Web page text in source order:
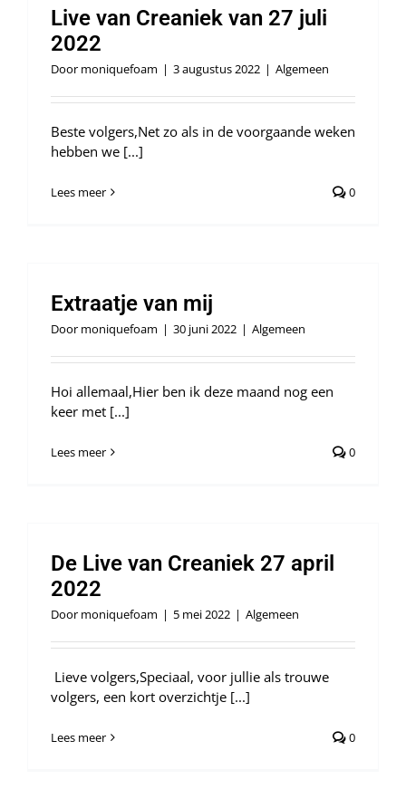
Live van Creaniek van 27 juli
2022
Door moniquefoam | 3 augustus 2022 | Algemeen
Beste volgers,Net zo als in de voorgaande weken
hebben we [...]
Lees meer 0
Extraatje van mij
Door moniquefoam | 30 juni 2022 | Algemeen
Hoi allemaal,Hier ben ik deze maand nog een
keer met [...]
Lees meer 0
De Live van Creaniek 27 april
2022
Door moniquefoam | 5 mei 2022 | Algemeen
Lieve volgers,Speciaal, voor jullie als trouwe
volgers, een kort overzichtje [...]
Lees meer 0